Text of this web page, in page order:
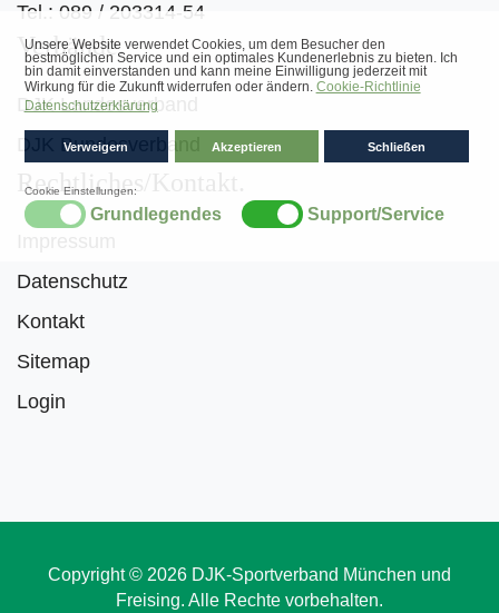
Tel.: 089 / 203314-54
Verbände
DJK Landesverband
DJK Bundesverband
Rechtliches/Kontakt
Datenschutz
Kontakt
Sitemap
Login
Copyright © 2026 DJK-Sportverband München und
Freising. Alle Rechte vorbehalten.